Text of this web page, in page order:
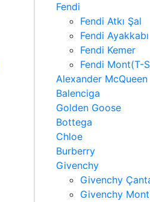
Fendi
Fendi Atkı Şal
Fendi Ayakkabı
Fendi Kemer
Fendi Mont(T-
Alexander McQueen
Balenciga
Golden Goose
Bottega
Chloe
Burberry
Givenchy
Givenchy
Givenchy